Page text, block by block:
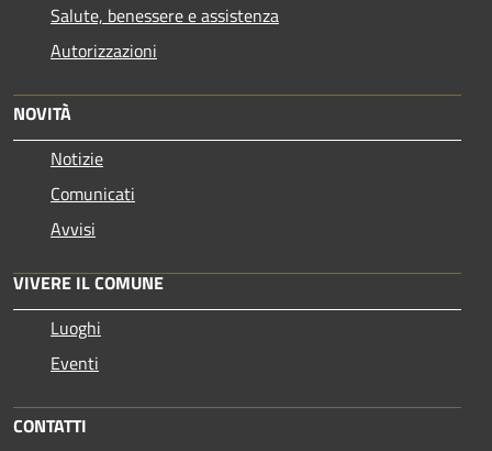
Salute, benessere e assistenza
Autorizzazioni
NOVITÀ
Notizie
Comunicati
Avvisi
VIVERE IL COMUNE
Luoghi
Eventi
CONTATTI